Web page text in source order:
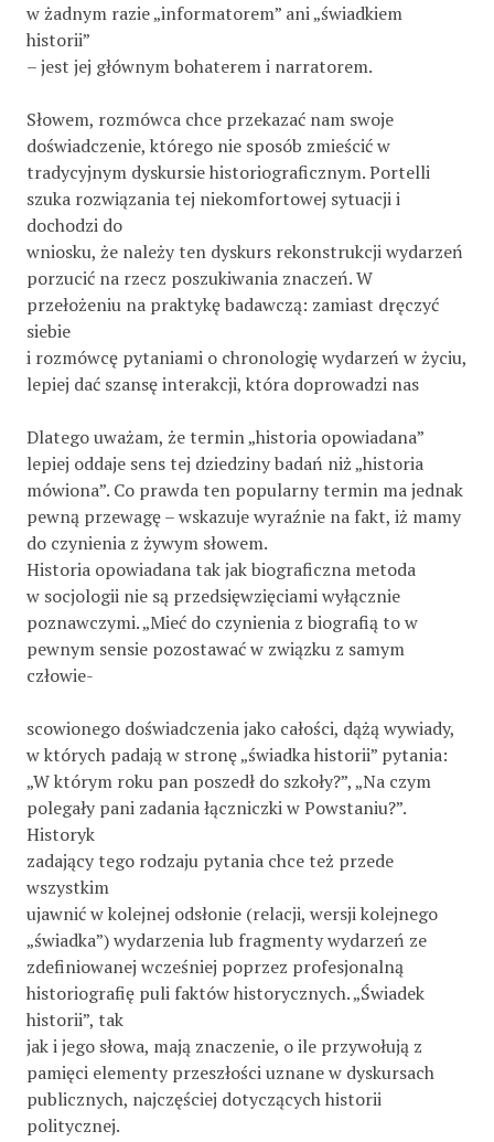
w żadnym razie „informatorem” ani „świadkiem
historii”
– jest jej głównym bohaterem i narratorem.
Słowem, rozmówca chce przekazać nam swoje
doświadczenie, którego nie sposób zmieścić w
tradycyjnym dyskursie historiograficznym. Portelli
szuka rozwiązania tej niekomfortowej sytuacji i
dochodzi do
wniosku, że należy ten dyskurs rekonstrukcji wydarzeń
porzucić na rzecz poszukiwania znaczeń. W
przełożeniu na praktykę badawczą: zamiast dręczyć
siebie
i rozmówcę pytaniami o chronologię wydarzeń w życiu,
lepiej dać szansę interakcji, która doprowadzi nas
Dlatego uważam, że termin „historia opowiadana”
lepiej oddaje sens tej dziedziny badań niż „historia
mówiona”. Co prawda ten popularny termin ma jednak
pewną przewagę – wskazuje wyraźnie na fakt, iż mamy
do czynienia z żywym słowem.
Historia opowiadana tak jak biograficzna metoda
w socjologii nie są przedsięwzięciami wyłącznie
poznawczymi. „Mieć do czynienia z biografią to w
pewnym sensie pozostawać w związku z samym
człowie-
scowionego doświadczenia jako całości, dążą wywiady,
w których padają w stronę „świadka historii” pytania:
„W którym roku pan poszedł do szkoły?”, „Na czym
polegały pani zadania łączniczki w Powstaniu?”.
Historyk
zadający tego rodzaju pytania chce też przede
wszystkim
ujawnić w kolejnej odsłonie (relacji, wersji kolejnego
„świadka”) wydarzenia lub fragmenty wydarzeń ze
zdefiniowanej wcześniej poprzez profesjonalną
historiografię puli faktów historycznych. „Świadek
historii”, tak
jak i jego słowa, mają znaczenie, o ile przywołują z
pamięci elementy przeszłości uznane w dyskursach
publicznych, najczęściej dotyczących historii
politycznej.